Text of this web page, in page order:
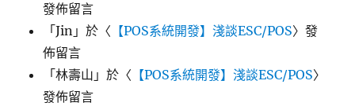
發佈留言
「Jin 」於〈 【POS系統開發】淺談ESC/POS〉發
佈留言
「林壽山 」於〈 【POS系統開發】淺談ESC/POS〉
發佈留言